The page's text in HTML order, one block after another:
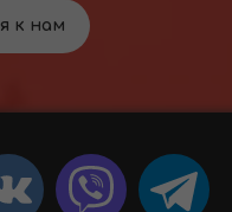
к нам